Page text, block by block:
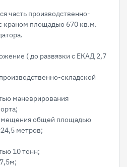
часть производственно-
краном площадью 670 кв.м.
( до развязки с ЕКАД 2,7
складской
маневрирования
общей площадью
метров;
10 тонн;